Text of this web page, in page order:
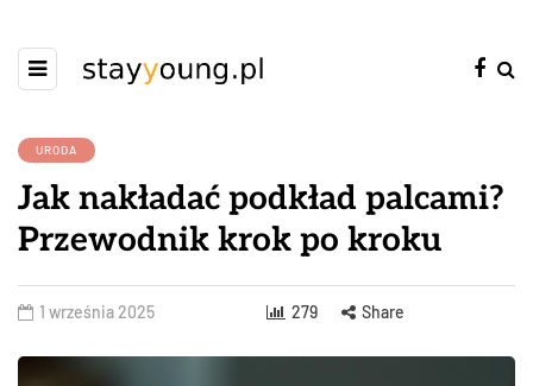
URODA
Jak nakładać podkład palcami?
Przewodnik krok po kroku
1 września 2025 279 Share